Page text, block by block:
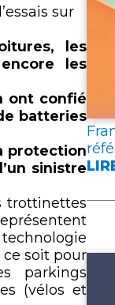
sur
les
les
ont confié
batteries
protection
sinistre
trottinettes
soit pour
parkings
(vélos et
:
DE